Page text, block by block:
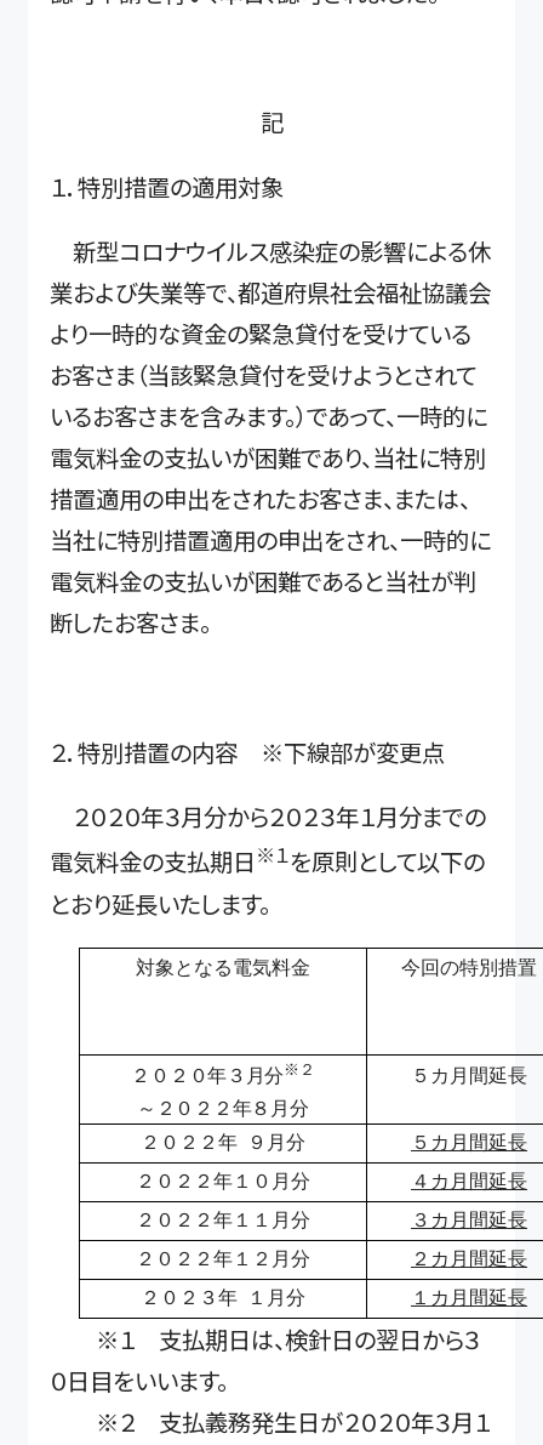
記
１．特別措置の適用対象
新型コロナウイルス感染症の影響による休
業および失業等で、都道府県社会福祉協議会
より一時的な資金の緊急貸付を受けている
お客さま（当該緊急貸付を受けようとされて
いるお客さまを含みます。）であって、一時的に
電気料金の支払いが困難であり、当社に特別
措置適用の申出をされたお客さま、または、
当社に特別措置適用の申出をされ、一時的に
電気料金の支払いが困難であると当社が判
断したお客さま。
２．特別措置の内容 ※下線部が変更点
２０２０年３月分から２０２３年１月分までの
電気料金の支払期日 ※１を原則として以下の
とおり延長いたします。
対象となる電気料金 今回の特別措置
２０２０年３月分 ※２
～２０２２年８ 月分
５カ月間延長
２０２２年 ９月分
５カ月間延長
２０２２年１０月分
４カ月間延長
２０２２年１１月分
３カ月間延長
２０２２年１２月分
２カ月間延長
２０２３年 １月分
１カ月間延長
※１ 支払期日は、検針日の翌日から３
０日目をいいます。
※２ 支払義務発生日が２０２０年３月１